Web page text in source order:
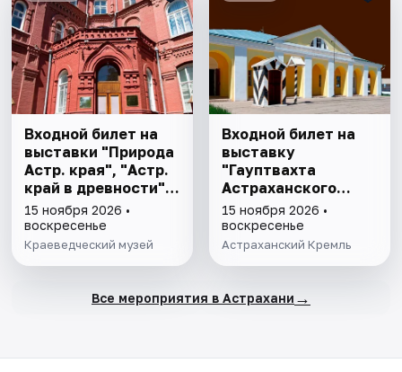
Входной билет на
выставки "Природа
Астр. края", "Астр.
край в древности",
"Заселение Астр.
края"
15 ноября 2026 •
воскресенье
Краеведческий музей
Входной билет на
выставку
"Гауптвахта
Астраханского
гарнизона. XIX в."
15 ноября 2026 •
воскресенье
Астраханский Кремль
Все мероприятия в Астрахани →